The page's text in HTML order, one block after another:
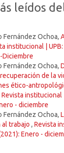
leídos
Fernández Ochoa,
institucional |
Diciembre
Fernández Ochoa,
de la
ético-
Revista institucional
- diciembre
Fernández Ochoa,
al trabajo , Revista
Enero -